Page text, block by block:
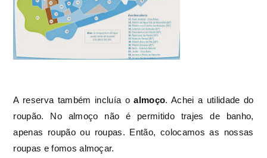
A reserva também incluía oalmoço. Achei a utilidade do
roupão. No almoço não é permitido trajes de banho,
apenas roupão ou roupas. Então, colocamos as nossas
roupas e fomos almoçar.